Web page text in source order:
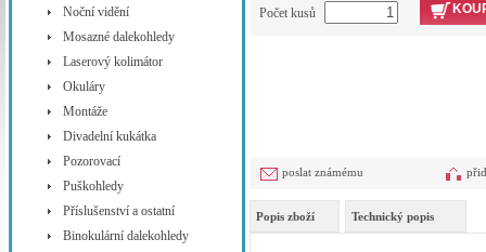
Noční vidění
Mosazné dalekohledy
Laserový kolimátor
Okuláry
Montáže
Divadelní kukátka
Pozorovací
Puškohledy
Příslušenství a ostatní
Binokulární dalekohledy
Počet kusů
poslat známému
Popis zboží Technický popis